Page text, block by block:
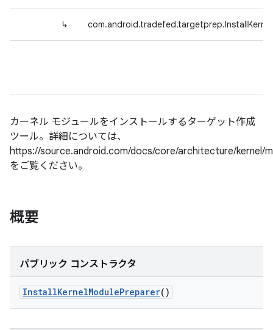
↳
カーネル モジュールをインストールするターゲット作成
ツール。詳細については、
https://source.android.com/docs/core/architecture/kernel/
をご覧ください。
概要
パブリック コンストラクタ
InstallKernelModulePreparer()